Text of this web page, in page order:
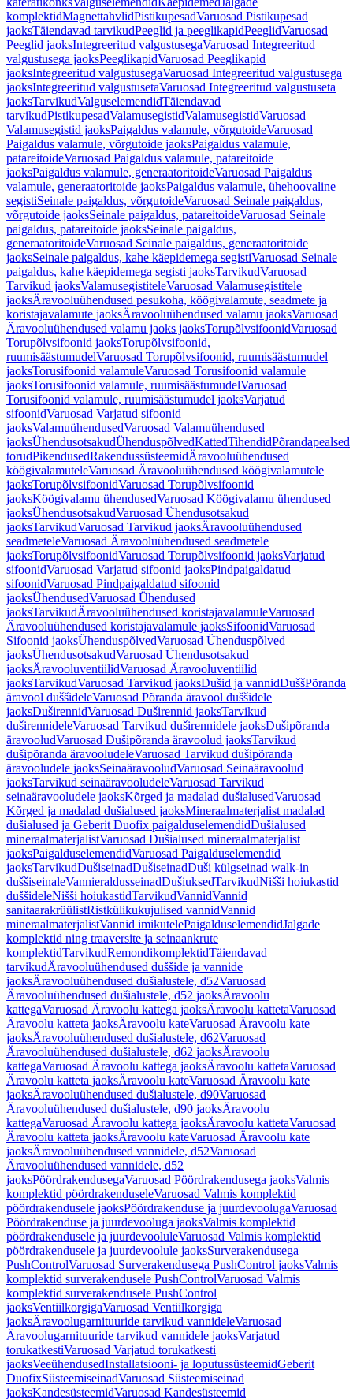
komplektidMagnettahvlidPistikupesadVaruosad Pistikupesad
jaoksTäiendavad tarvikudPeeglid ja peeglikapidPeeglidVaruosad
Peeglid jaoksIntegreeritud valgustusegaVaruosad Integreeritud
valgustusega jaoksPeeglikapidVaruosad Peeglikapid
jaoksIntegreeritud valgustusegaVaruosad Integreeritud valgustusega
jaoksIntegreeritud valgustusetaVaruosad Integreeritud valgustuseta
jaoksTarvikudValguselemendidTäiendavad
tarvikudPistikupesadValamusegistidValamusegistidVaruosad
Valamusegistid jaoksPaigaldus valamule, võrgutoideVaruosad
Paigaldus valamule, võrgutoide jaoksPaigaldus valamule,
patareitoideVaruosad Paigaldus valamule, patareitoide
jaoksPaigaldus valamule, generaatoritoideVaruosad Paigaldus
valamule, generaatoritoide jaoksPaigaldus valamule, ühehoovaline
segistiSeinale paigaldus, võrgutoideVaruosad Seinale paigaldus,
võrgutoide jaoksSeinale paigaldus, patareitoideVaruosad Seinale
paigaldus, patareitoide jaoksSeinale paigaldus,
generaatoritoideVaruosad Seinale paigaldus, generaatoritoide
jaoksSeinale paigaldus, kahe käepidemega segistiVaruosad Seinale
paigaldus, kahe käepidemega segisti jaoksTarvikudVaruosad
Tarvikud jaoksValamusegistiteleVaruosad Valamusegistitele
jaoksÄravooluühendused pesukoha, köögivalamute, seadmete ja
koristajavalamute jaoksÄravooluühendused valamu jaoksVaruosad
Äravooluühendused valamu jaoks jaoksTorupõlvsifoonidVaruosad
Torupõlvsifoonid jaoksTorupõlvsifoonid,
ruumisäästumudelVaruosad Torupõlvsifoonid, ruumisäästumudel
jaoksTorusifoonid valamuleVaruosad Torusifoonid valamule
jaoksTorusifoonid valamule, ruumisäästumudelVaruosad
Torusifoonid valamule, ruumisäästumudel jaoksVarjatud
sifoonidVaruosad Varjatud sifoonid
jaoksValamuühendusedVaruosad Valamuühendused
jaoksÜhendusotsakudÜhenduspõlvedKattedTihendidPõrandapealsed
torudPikendusedRakendussüsteemidÄravooluühendused
köögivalamuteleVaruosad Äravooluühendused köögivalamutele
jaoksTorupõlvsifoonidVaruosad Torupõlvsifoonid
jaoksKöögivalamu ühendusedVaruosad Köögivalamu ühendused
jaoksÜhendusotsakudVaruosad Ühendusotsakud
jaoksTarvikudVaruosad Tarvikud jaoksÄravooluühendused
seadmeteleVaruosad Äravooluühendused seadmetele
jaoksTorupõlvsifoonidVaruosad Torupõlvsifoonid jaoksVarjatud
sifoonidVaruosad Varjatud sifoonid jaoksPindpaigaldatud
sifoonidVaruosad Pindpaigaldatud sifoonid
jaoksÜhendusedVaruosad Ühendused
jaoksTarvikudÄravooluühendused koristajavalamuleVaruosad
Äravooluühendused koristajavalamule jaoksSifoonidVaruosad
Sifoonid jaoksÜhenduspõlvedVaruosad Ühenduspõlved
jaoksÜhendusotsakudVaruosad Ühendusotsakud
jaoksÄravooluventiilidVaruosad Äravooluventiilid
jaoksTarvikudVaruosad Tarvikud jaoksDušid ja vannidDuššPõranda
äravool duššideleVaruosad Põranda äravool duššidele
jaoksDuširennidVaruosad Duširennid jaoksTarvikud
duširennideleVaruosad Tarvikud duširennidele jaoksDušipõranda
äravooludVaruosad Dušipõranda äravoolud jaoksTarvikud
dušipõranda äravooludeleVaruosad Tarvikud dušipõranda
äravooludele jaoksSeinaäravooludVaruosad Seinaäravoolud
jaoksTarvikud seinaäravooludeleVaruosad Tarvikud
seinaäravooludele jaoksKõrged ja madalad dušialusedVaruosad
Kõrged ja madalad dušialused jaoksMineraalmaterjalist madalad
dušialused ja Geberit Duofix paigalduselemendidDušialused
mineraalmaterjalistVaruosad Dušialused mineraalmaterjalist
jaoksPaigalduselemendidVaruosad Paigalduselemendid
jaoksTarvikudDušiseinadDušiseinadDuši külgseinad walk-in
duššiseinaleVannieraldusseinadDušiuksedTarvikudNišši hoiukastid
duššideleNišši hoiukastidTarvikudVannidVannid
sanitaarakrüülistRistkülikukujulised vannidVannid
mineraalmaterjalistVannid imikutelePaigalduselemendidJalgade
komplektid ning traaversite ja seinaankrute
komplektidTarvikudRemondikomplektidTäiendavad
tarvikudÄravooluühendused duššide ja vannide
jaoksÄravooluühendused dušialustele, d52Varuosad
Äravooluühendused dušialustele, d52 jaoksÄravoolu
kattegaVaruosad Äravoolu kattega jaoksÄravoolu kattetaVaruosad
Äravoolu katteta jaoksÄravoolu kateVaruosad Äravoolu kate
jaoksÄravooluühendused dušialustele, d62Varuosad
Äravooluühendused dušialustele, d62 jaoksÄravoolu
kattegaVaruosad Äravoolu kattega jaoksÄravoolu kattetaVaruosad
Äravoolu katteta jaoksÄravoolu kateVaruosad Äravoolu kate
jaoksÄravooluühendused dušialustele, d90Varuosad
Äravooluühendused dušialustele, d90 jaoksÄravoolu
kattegaVaruosad Äravoolu kattega jaoksÄravoolu kattetaVaruosad
Äravoolu katteta jaoksÄravoolu kateVaruosad Äravoolu kate
jaoksÄravooluühendused vannidele, d52Varuosad
Äravooluühendused vannidele, d52
jaoksPöördrakendusegaVaruosad Pöördrakendusega jaoksValmis
komplektid pöördrakenduseleVaruosad Valmis komplektid
pöördrakendusele jaoksPöördrakenduse ja juurdevoolugaVaruosad
Pöördrakenduse ja juurdevooluga jaoksValmis komplektid
pöördrakendusele ja juurdevooluleVaruosad Valmis komplektid
pöördrakendusele ja juurdevoolule jaoksSurverakendusega
PushControlVaruosad Surverakendusega PushControl jaoksValmis
komplektid surverakendusele PushControlVaruosad Valmis
komplektid surverakendusele PushControl
jaoksVentiilkorgigaVaruosad Ventiilkorgiga
jaoksÄravoolugarnituuride tarvikud vannideleVaruosad
Äravoolugarnituuride tarvikud vannidele jaoksVarjatud
torukatkestiVaruosad Varjatud torukatkesti
jaoksVeeühendusedInstallatsiooni- ja loputussüsteemidGeberit
DuofixSüsteemiseinadVaruosad Süsteemiseinad
jaoksKandesüsteemidVaruosad Kandesüsteemid